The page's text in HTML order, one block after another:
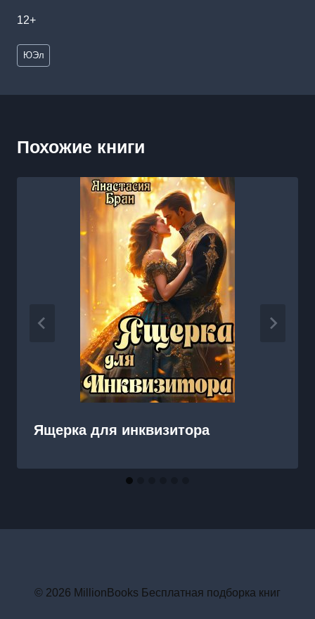
12+
Метки
записи:
ЮЭл
Похожие книги
Ящерка для инквизитора
© 2026 MillionBooks Бесплатная подборка книг